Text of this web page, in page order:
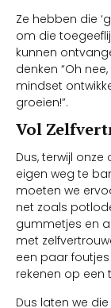
Ze hebben die
om die
kunnen
denken “Oh
mindset
groeien!”.
Vol
Dus, terwijl
eigen weg te
moeten we
net zoals
gummetjes en
met
een paar
rekenen op een
Dus laten we